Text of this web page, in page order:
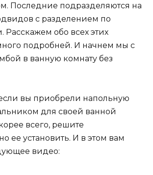
Последние подразделяются на
с разделением по
обо всех этих
подробней. И начнем мы с
в ванную комнату без
вы приобрели напольную
для своей ванной
всего, решите
ее установить. И в этом вам
видео: